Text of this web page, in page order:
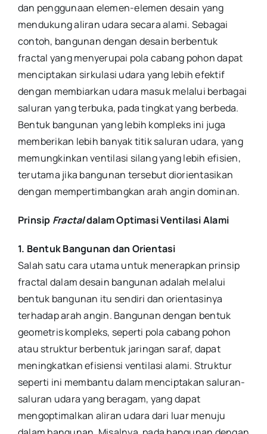
dan penggunaan elemen-elemen desain yang
mendukung aliran udara secara alami. Sebagai
contoh, bangunan dengan desain berbentuk
fractal yang menyerupai pola cabang pohon dapat
menciptakan sirkulasi udara yang lebih efektif
dengan membiarkan udara masuk melalui berbagai
saluran yang terbuka, pada tingkat yang berbeda.
Bentuk bangunan yang lebih kompleks ini juga
memberikan lebih banyak titik saluran udara, yang
memungkinkan ventilasi silang yang lebih efisien,
terutama jika bangunan tersebut diorientasikan
dengan mempertimbangkan arah angin dominan.
Prinsip Fractaldalam Optimasi Ventilasi Alami
1. Bentuk Bangunan dan Orientasi
Salah satu cara utama untuk menerapkan prinsip
fractal dalam desain bangunan adalah melalui
bentuk bangunan itu sendiri dan orientasinya
terhadap arah angin. Bangunan dengan bentuk
geometris kompleks, seperti pola cabang pohon
atau struktur berbentuk jaringan saraf, dapat
meningkatkan efisiensi ventilasi alami. Struktur
seperti ini membantu dalam menciptakan saluran-
saluran udara yang beragam, yang dapat
mengoptimalkan aliran udara dari luar menuju